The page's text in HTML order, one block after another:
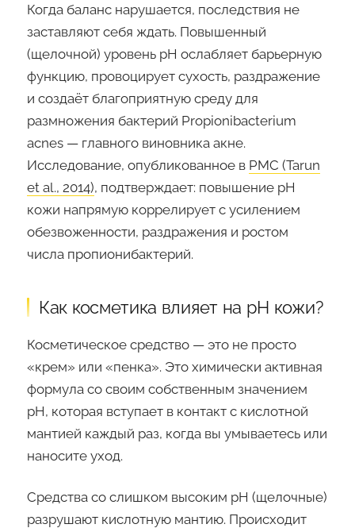
Когда баланс нарушается, последствия не
заставляют себя ждать. Повышенный
(щелочной) уровень pH ослабляет барьерную
функцию, провоцирует сухость, раздражение
и создаёт благоприятную среду для
размножения бактерий Propionibacterium
acnes — главного виновника акне.
Исследование, опубликованное в PMC (Tarun
et al., 2014), подтверждает: повышение pH
кожи напрямую коррелирует с усилением
обезвоженности, раздражения и ростом
числа пропионибактерий.
Как косметика влияет на pH кожи?
Косметическое средство — это не просто
«крем» или «пенка». Это химически активная
формула со своим собственным значением
pH, которая вступает в контакт с кислотной
мантией каждый раз, когда вы умываетесь или
наносите уход.
Средства со слишком высоким pH (щелочные)
разрушают кислотную мантию. Происходит